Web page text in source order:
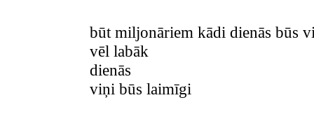
būt miljonāriem kādi dienās būs
vēl labāk
dienās
viņi būs laimīgi